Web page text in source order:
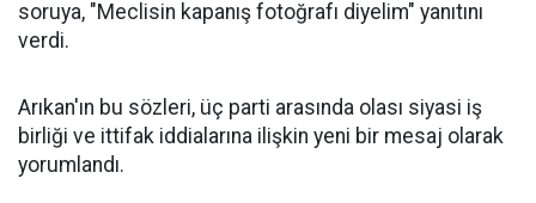
soruya, "Meclisin kapanış fotoğrafı diyelim" yanıtını
verdi.
Arıkan'ın bu sözleri, üç parti arasında olası siyasi iş
birliği ve ittifak iddialarına ilişkin yeni bir mesaj olarak
yorumlandı.